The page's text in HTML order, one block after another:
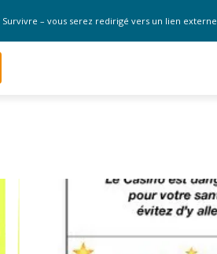
Survivre – vous serez redirigé vers un lien externe